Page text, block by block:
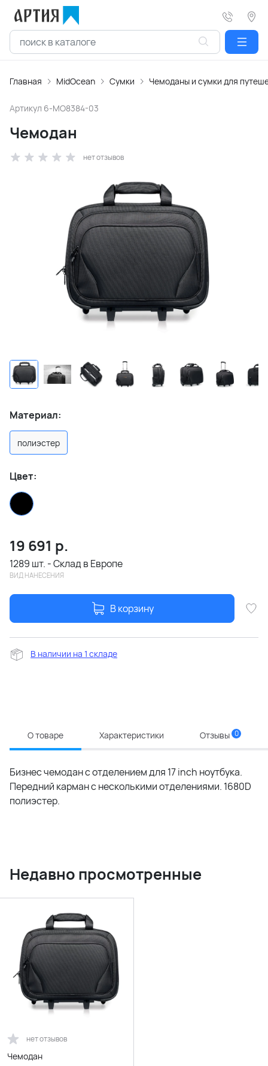
Главная MidOcean Сумки Чемоданы и сумки для
Артикул 6-MO8384-03
Чемодан
нет отзывов
Материал:
полиэстер
Цвет:
19 691 р.
1289 шт. - Склад в Европе
ВИД НАНЕСЕНИЯ
В корзину
В наличии на 1 складе
О товаре Характеристики Отзывы 0
Бизнес чемодан с отделением для 17 inch ноутбука.
Передний карман с несколькими отделениями. 1680D
полиэстер.
Недавно просмотренные
нет отзывов
Чемодан